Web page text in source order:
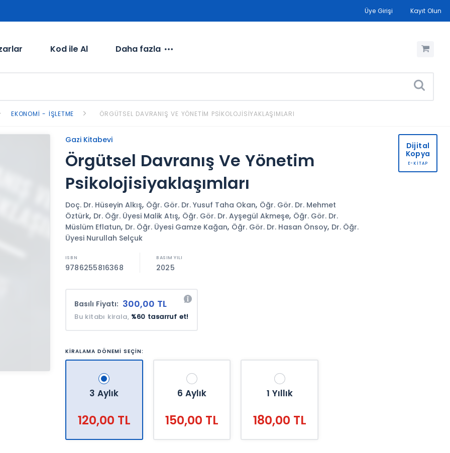
Üye Girişi Kayıt Olun
Kod ile Al Daha fazla
EKONOMI - İŞLETME ÖRGÜTSEL DAVRANIŞ VE YÖNETIM PSIKOLOJISIYAKLAŞIMLARI
Gazi Kitabevi
Örgütsel Davranış Ve Yönetim
Psikolojisiyaklaşımları
Doç. Dr. Hüseyin Alkış, Öğr. Gör. Dr. Yusuf Taha Okan, Öğr. Gör. Dr. Mehmet
Öztürk, Dr. Öğr. Üyesi Malik Atış, Öğr. Gör. Dr. Ayşegül Akmeşe, Öğr. Gör. Dr.
Müslüm Eflatun, Dr. Öğr. Üyesi Gamze Kağan, Öğr. Gör. Dr. Hasan Önsoy, Dr. Öğr.
Üyesi Nurullah Selçuk
9786255816368 2025
Basılı Fiyatı: 300,00 TL
Bu kitabı kirala, %60 tasarruf et!
KİRALAMA DÖNEMİ SEÇİN:
3 Aylık
120,00 TL
6 Aylık
150,00 TL
1 Yıllık
180,00 TL
Dijital
Kopya
E-KİTAP